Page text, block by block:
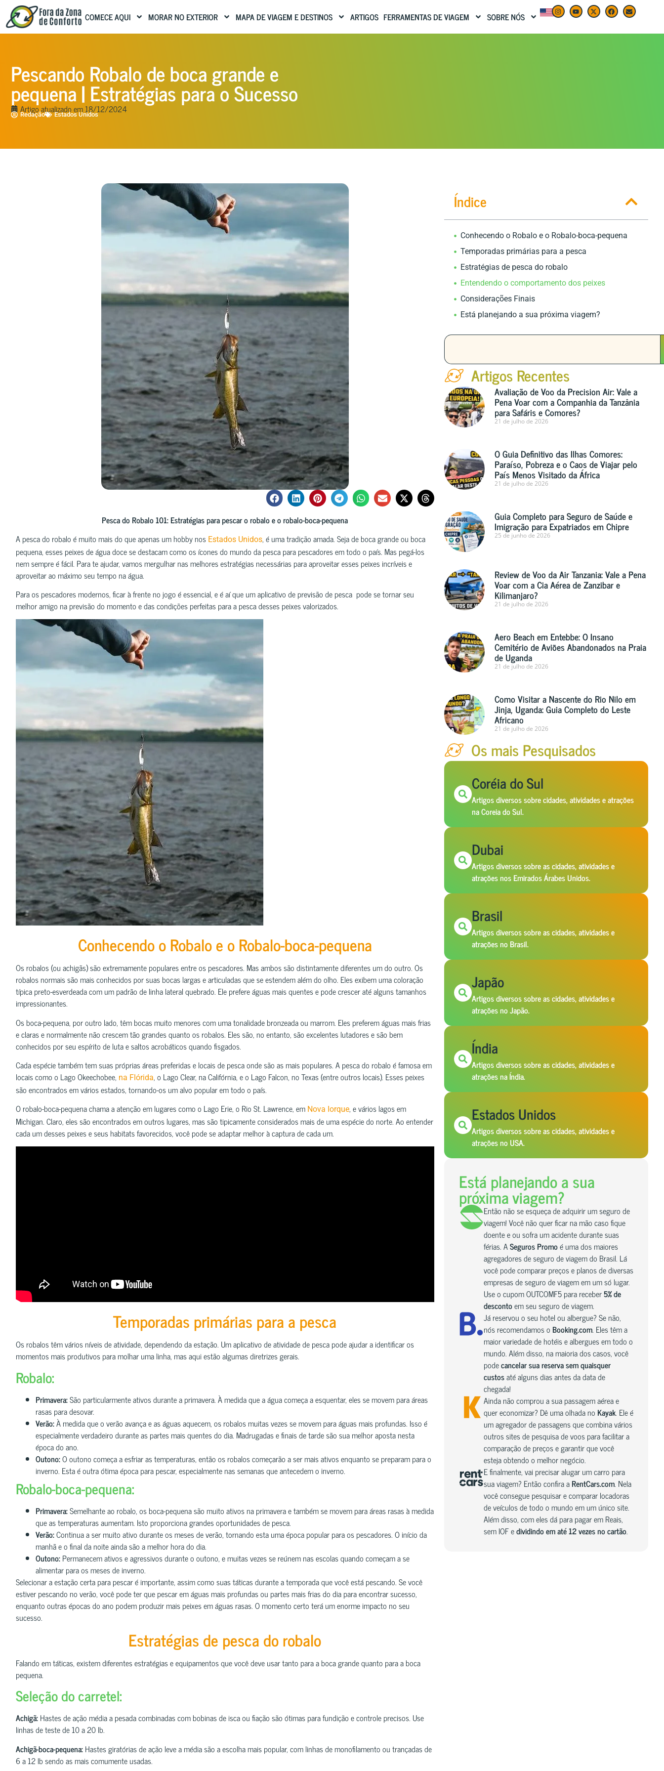
COMECE AQUI MORAR NO EXTERIOR MAPA DE VIAGEM E DESTINOS ARTIGOS FERRAMENTAS DE VIAGEM SOBRE NÓS
Pescando Robalo de boca grande e
pequena | Estratégias para o Sucesso
Artigo atualizado em18/12/2024
Redação Estados Unidos
Pesca do Robalo 101: Estratégias para pescar o robalo e o robalo-boca-pequena
A pesca do robalo é muito mais do que apenas um hobby nos Estados Unidos, é uma tradição amada. Seja de boca grande ou boca
pequena, esses peixes de água doce se destacam como os ícones do mundo da pesca para pescadores em todo o país. Mas pegá-los
nem sempre é fácil. Para te ajudar, vamos mergulhar nas melhores estratégias necessárias para aproveitar esses peixes incríveis e
aproveitar ao máximo seu tempo na água.
Para os pescadores modernos, ficar à frente no jogo é essencial, e é aí que um aplicativo de previsão de pesca pode se tornar seu
melhor amigo na previsão do momento e das condições perfeitas para a pesca desses peixes valorizados.
Conhecendo o Robalo e o Robalo-boca-pequena
Os robalos (ou achigãs) são extremamente populares entre os pescadores. Mas ambos são distintamente diferentes um do outro. Os
robalos normais são mais conhecidos por suas bocas largas e articuladas que se estendem além do olho. Eles exibem uma coloração
típica preto-esverdeada com um padrão de linha lateral quebrado. Ele prefere águas mais quentes e pode crescer até alguns tamanhos
impressionantes.
Os boca-pequena, por outro lado, têm bocas muito menores com uma tonalidade bronzeada ou marrom. Eles preferem águas mais frias
e claras e normalmente não crescem tão grandes quanto os robalos. Eles são, no entanto, são excelentes lutadores e são bem
conhecidos por seu espírito de luta e saltos acrobáticos quando fisgados.
Cada espécie também tem suas próprias áreas preferidas e locais de pesca onde são as mais populares. A pesca do robalo é famosa em
locais como o Lago Okeechobee, na Flórida, o Lago Clear, na Califórnia, e o Lago Falcon, no Texas (entre outros locais). Esses peixes
são encontrados em vários estados, tornando-os um alvo popular em todo o país.
O robalo-boca-pequena chama a atenção em lugares como o Lago Erie, o Rio St. Lawrence, em Nova Iorque, e vários lagos em
Michigan. Claro, eles são encontrados em outros lugares, mas são tipicamente considerados mais de uma espécie do norte. Ao entender
cada um desses peixes e seus habitats favorecidos, você pode se adaptar melhor à captura de cada um.
Temporadas primárias para a pesca
Os robalos têm vários níveis de atividade, dependendo da estação. Um aplicativo de atividade de pesca pode ajudar a identificar os
momentos mais produtivos para molhar uma linha, mas aqui estão algumas diretrizes gerais.
Robalo:
Primavera:São particularmente ativos durante a primavera. À medida que a água começa a esquentar, eles se movem para áreas
rasas para desovar.
Verão:À medida que o verão avança e as águas aquecem, os robalos muitas vezes se movem para águas mais profundas. Isso é
especialmente verdadeiro durante as partes mais quentes do dia. Madrugadas e finais de tarde são sua melhor aposta nesta
época do ano.
Outono:O outono começa a esfriar as temperaturas, então os robalos começarão a ser mais ativos enquanto se preparam para o
inverno. Esta é outra ótima época para pescar, especialmente nas semanas que antecedem o inverno.
Robalo-boca-pequena:
Primavera:Semelhante ao robalo, os boca-pequena são muito ativos na primavera e também se movem para áreas rasas à medida
que as temperaturas aumentam. Isto proporciona grandes oportunidades de pesca.
Verão:Continua a ser muito ativo durante os meses de verão, tornando esta uma época popular para os pescadores. O início da
manhã e o final da noite ainda são a melhor hora do dia.
Outono:Permanecem ativos e agressivos durante o outono, e muitas vezes se reúnem nas escolas quando começam a se
alimentar para os meses de inverno.
Selecionar a estação certa para pescar é importante, assim como suas táticas durante a temporada que você está pescando. Se você
estiver pescando no verão, você pode ter que pescar em águas mais profundas ou partes mais frias do dia para encontrar sucesso,
enquanto outras épocas do ano podem produzir mais peixes em águas rasas. O momento certo terá um enorme impacto no seu
sucesso.
Estratégias de pesca do robalo
Falando em táticas, existem diferentes estratégias e equipamentos que você deve usar tanto para a boca grande quanto para a boca
pequena.
Seleção do carretel:
Achigã:Hastes de ação média a pesada combinadas com bobinas de isca ou fiação são ótimas para fundição e controle precisos. Use
linhas de teste de 10 a 20 lb.
Achigã-boca-pequena:Hastes giratórias de ação leve a média são a escolha mais popular, com linhas de monofilamento ou trançadas de
6 a 12 lb sendo as mais comumente usadas.
Índice
Conhecendo o Robalo e o Robalo-boca-pequena
Temporadas primárias para a pesca
Estratégias de pesca do robalo
Entendendo o comportamento dos peixes
Considerações Finais
Está planejando a sua próxima viagem?
Artigos Recentes
Avaliação de Voo da Precision Air: Vale a
Pena Voar com a Companhia da Tanzânia
para Safáris e Comores?
21 de julho de 2026
O Guia Definitivo das Ilhas Comores:
Paraíso, Pobreza e o Caos de Viajar pelo
País Menos Visitado da África
21 de julho de 2026
Guia Completo para Seguro de Saúde e
Imigração para Expatriados em Chipre
25 de junho de 2026
Review de Voo da Air Tanzania: Vale a Pena
Voar com a Cia Aérea de Zanzibar e
Kilimanjaro?
21 de julho de 2026
Aero Beach em Entebbe: O Insano
Cemitério de Aviões Abandonados na Praia
de Uganda
21 de julho de 2026
Como Visitar a Nascente do Rio Nilo em
Jinja, Uganda: Guia Completo do Leste
Africano
21 de julho de 2026
Os mais Pesquisados
Coréia do Sul
Artigos diversos sobre cidades, atividades e atrações
na Coreia do Sul.
Dubai
Artigos diversos sobre as cidades, atividades e
atrações nos Emirados Árabes Unidos.
Brasil
Artigos diversos sobre as cidades, atividades e
atrações no Brasil.
Japão
Artigos diversos sobre as cidades, atividades e
atrações no Japão.
Índia
Artigos diversos sobre as cidades, atividades e
atrações na Índia.
Estados Unidos
Artigos diversos sobre as cidades, atividades e
atrações no USA.
Está planejando a sua
próxima viagem?
Então não se esqueça de adquirir um seguro de
viagem! Você não quer ficar na mão caso fique
doente e ou sofra um acidente durante suas
férias. ASeguros Promoé uma dos maiores
agregadores de seguro de viagem do Brasil. Lá
você pode comparar preços e planos de diversas
empresas de seguro de viagem em um só lugar.
Use o cupom OUTCOMF5 para receber5% de
descontoem seu seguro de viagem.
Já reservou o seu hotel ou albergue? Se não,
nós recomendamos o Booking.com. Eles têm a
maior variedade de hotéis e albergues em todo o
mundo. Além disso, na maioria dos casos, você
podecancelar sua reserva sem quaisquer
custosaté alguns dias antes da data de
chegada!
Ainda não comprou a sua passagem aérea e
quer economizar? Dê uma olhada no Kayak. Ele é
um agregador de passagens que combina vários
outros sites de pesquisa de voos para facilitar a
comparação de preços e garantir que você
esteja obtendo o melhor negócio.
E finalmente, vai precisar alugar um carro para
sua viagem? Então confira aRentCars.com. Nela
você consegue pesquisar e comparar locadoras
de veículos de todo o mundo em um único site.
Além disso, com eles dá para pagar em Reais,
sem IOF edividindo em até 12 vezes no cartão.